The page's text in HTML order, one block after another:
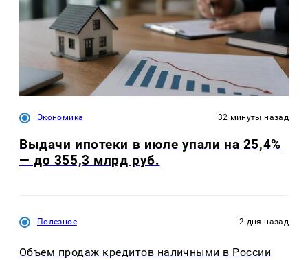
Экономика 32 минуты назад
Выдачи ипотеки в июле упали на 25,4%
— до 355,3 млрд руб.
Полезное 2 дня назад
Объем продаж кредитов наличными в России